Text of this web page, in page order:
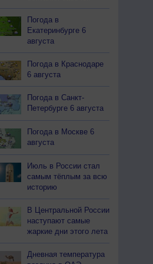
14 пт
750
+21
49
Ю
5-9
15 сб
Ночь
751
61
+16
15 сб
750
+24
749
+18
Погода в
Екатеринбурге 6
августа
Погода в Краснодаре
6 августа
Погода в Санкт-
Петербурге 6 августа
Погода в Москве 6
августа
Июль в России стал
самым тёплым за всю
историю
В Центральной России
наступают самые
жаркие дни этого лета
Дневная температура